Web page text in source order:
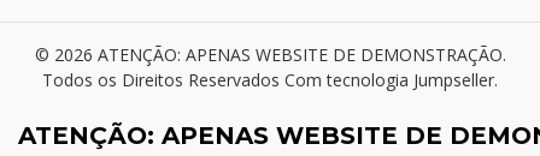
© 2026 ATENÇÃO: APENAS WEBSITE DE DEMONSTRAÇÃO.
Todos os Direitos Reservados Com tecnologia Jumpseller.
ATENÇÃO: APENAS WEBSITE DE